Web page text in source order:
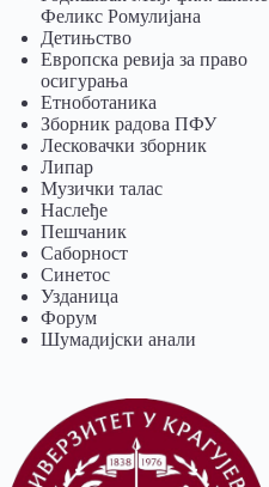
Феликс Ромулијана
Детињство
Европска ревија за право
осигурања
Eтноботаника
Зборник радова ПФУ
Лесковачки зборник
Липар
Музички талас
Наслеђе
Пешчаник
Саборност
Синетос
Узданица
Форум
Шумадијски анали